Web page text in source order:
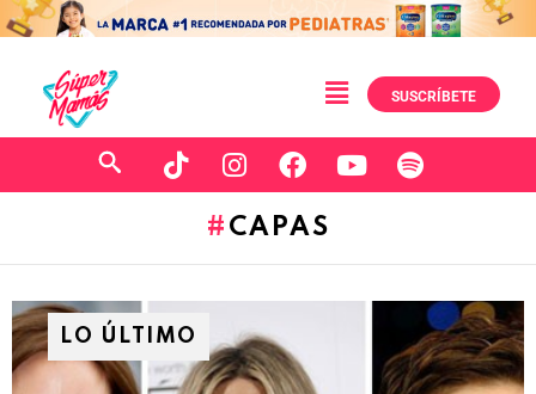
SUSCRÍBETE
CAPAS
LO ÚLTIMO